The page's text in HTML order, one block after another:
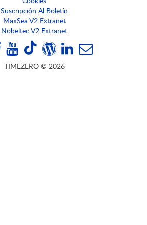
Suscripción Al Boletín
MaxSea V2 Extranet
Nobeltec V2 Extranet
TIMEZERO © 2026